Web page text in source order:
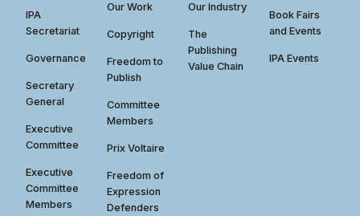
IPA
Secretariat
Governance
Secretary
General
Executive
Committee
Executive
Committee
Members
Our Work
Copyright
Freedom to
Publish
Committee
Members
Prix Voltaire
Freedom of
Expression
Defenders
Our Industry
The
Publishing
Value Chain
Book Fairs
and Events
IPA Events